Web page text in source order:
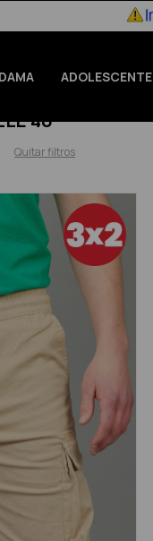
DAMA ADOLESCENTE
40
Quitar filtros